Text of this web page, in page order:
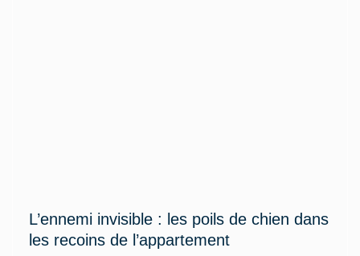
L’ennemi invisible : les poils de chien dans
les recoins de l’appartement